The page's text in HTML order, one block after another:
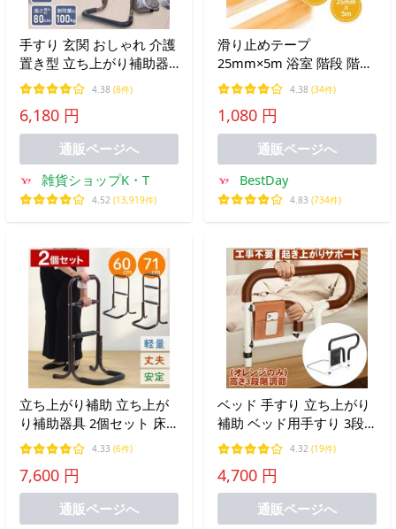
手すり 玄関 おしゃれ 介護
置き型 立ち上がり補助器
具 軽量 アルミ 頑丈 高さ
調整 床 寝起き 立ち座り
立ち上がり補助 転倒防止
八字型ベース 高齢者 介護
4.38 (8件)
6,180 円
通販ページへ
雑貨ショップK・T
4.52 (13,919件)
滑り止めテープ
25mm×5m 浴室 階段 階段
滑り止め ペット転倒 透明
犬 猫 年寄り 子供 すべり
どめ すべり止め 安全 テー
プ 屋内用 浴槽 防水 ノン
スリップテープ
4.38 (34件)
1,080 円
通販ページへ
BestDay
4.83 (734件)
立ち上がり補助 立ち上が
り補助器具 2個セット 床
から 介護 ベッド 2段 3段
床 手すり 玄関 立ち上がり
手すり 補助手すり 立ち上
がりサポート つかまり立
4.33 (6件)
7,600 円
通販ページへ
ベッド 手すり 立ち上がり
補助 ベッド用手すり 3段
階高さ調節可能 大人介護
用サイドレール 高齢者向
けのホームベッドレールバ
ーハンドル
4.32 (19件)
4,700 円
通販ページへ